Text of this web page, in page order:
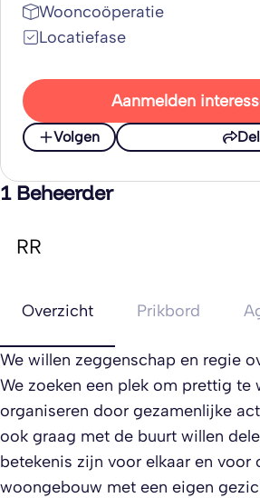
Wooncoöperatie
Locatiefase
Aanmelden
Volgen
1 Beheerder
RR
Overzicht Prikbord
We willen zeggenschap en regie
We zoeken een plek om prettig te
organiseren door gezamenlijke
ook graag met de buurt willen
betekenis zijn voor elkaar en voor
woongebouw met een eigen